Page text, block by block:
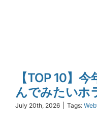
【TOP 10】
んでみたいホ
July 20th, 2026 Tags: